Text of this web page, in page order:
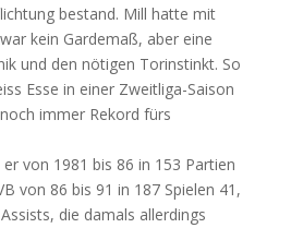
bestand. Mill hatte mit
kein Gardemaß, aber eine
und den nötigen Torinstinkt. So
Esse in einer Zweitliga-Saison
immer Rekord fürs
von 1981 bis 86 in 153 Partien
von 86 bis 91 in 187 Spielen 41,
die damals allerdings